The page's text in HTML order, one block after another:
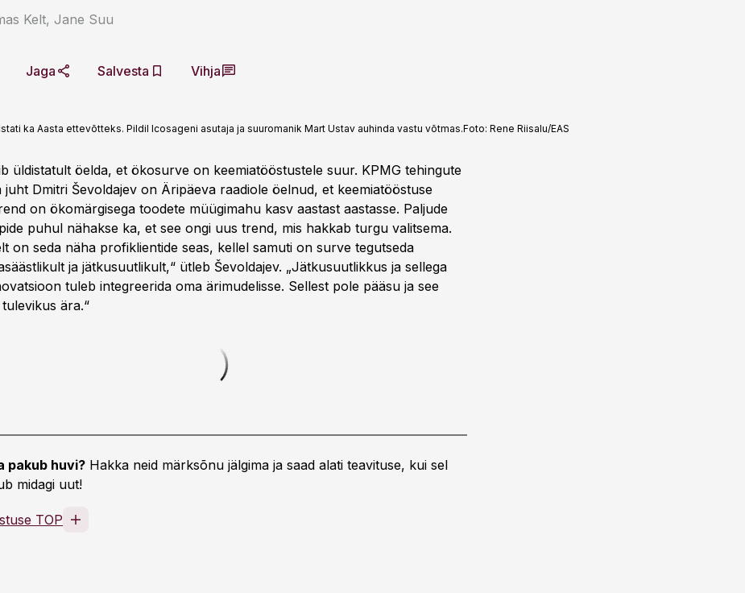
Kelt, Jane Suu
Jaga Salvesta Vihja
ka Aasta ettevõtteks. Pildil Icosageni asutaja ja suuromanik Mart Ustav auhinda vastu võtmas.Foto: Rene Riisalu/EAS
üldistatult öelda, et ökosurve on keemiatööstustele suur. KPMG tehingute
juht Dmitri Ševoldajev on Äripäeva raadiole öelnud, et keemiatööstuse
on ökomärgisega toodete müügimahu kasv aastast aastasse. Paljude
puhul nähakse ka, et see ongi uus trend, mis hakkab turgu valitsema.
on seda näha profiklientide seas, kellel samuti on surve tegutseda
ja jätkusuutlikult,“ ütleb Ševoldajev. „Jätkusuutlikkus ja sellega
tuleb integreerida oma ärimudelisse. Sellest pole pääsu ja see
ära.“
pakub huvi? Hakka neid märksõnu jälgima ja saad alati teavituse, kui sel
midagi uut!
TOP